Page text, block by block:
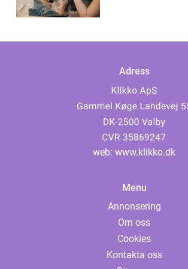
Adress
web: www.klikko.dk
Menu
Annonsering
Om oss
Cookies
Kontakta oss